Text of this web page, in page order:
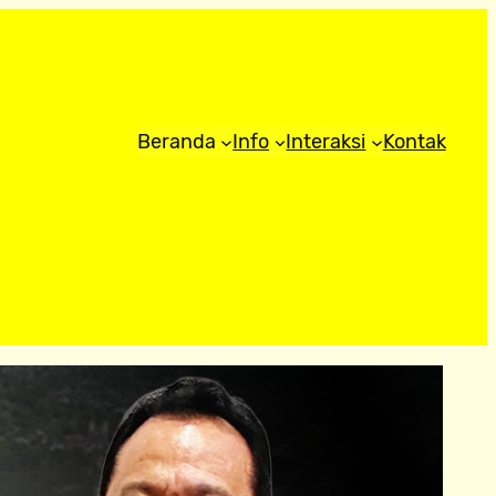
Beranda Info Interaksi Kontak